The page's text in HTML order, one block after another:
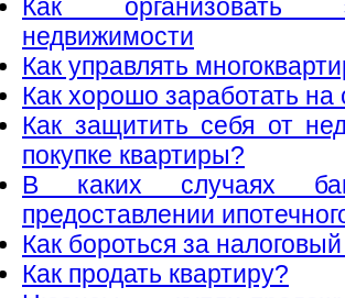
Как организовать
недвижимости
Как управлять
Как хорошо заработать
Как защитить себя от
покупке квартиры?
В каких случаях
предоставлении
Как бороться за
Как продать квартиру?